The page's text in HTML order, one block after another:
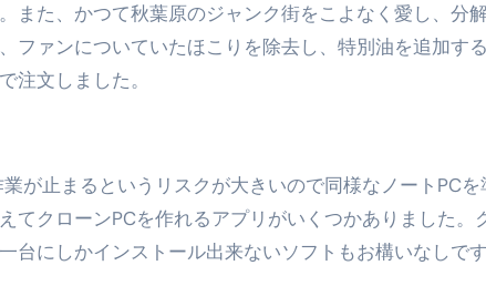
おすすめの資金調達4選
メなこと7選
エット
の真実
どうなるの？①【30秒でわかる効果まとめ】#アーモンド
また、かつて秋葉原のジャンク街をこよなく愛し、分
ファンについていたほこりを除去し、特別油を追加す
注文しました。
が止まるというリスクが大きいので同様なノートPCを
てクローンPCを作れるアプリがいくつかありました。
台にしかインストール出来ないソフトもお構いなしです